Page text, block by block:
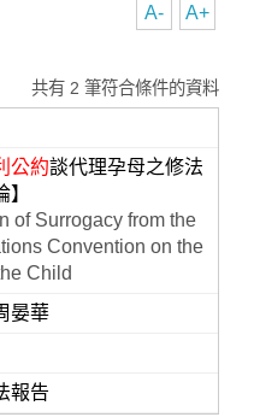
A+
A-
共有 2 筆符合條件的資料
公約談代理孕母之修法
】
of Surrogacy from the
Convention on the
Child
晏華
報告